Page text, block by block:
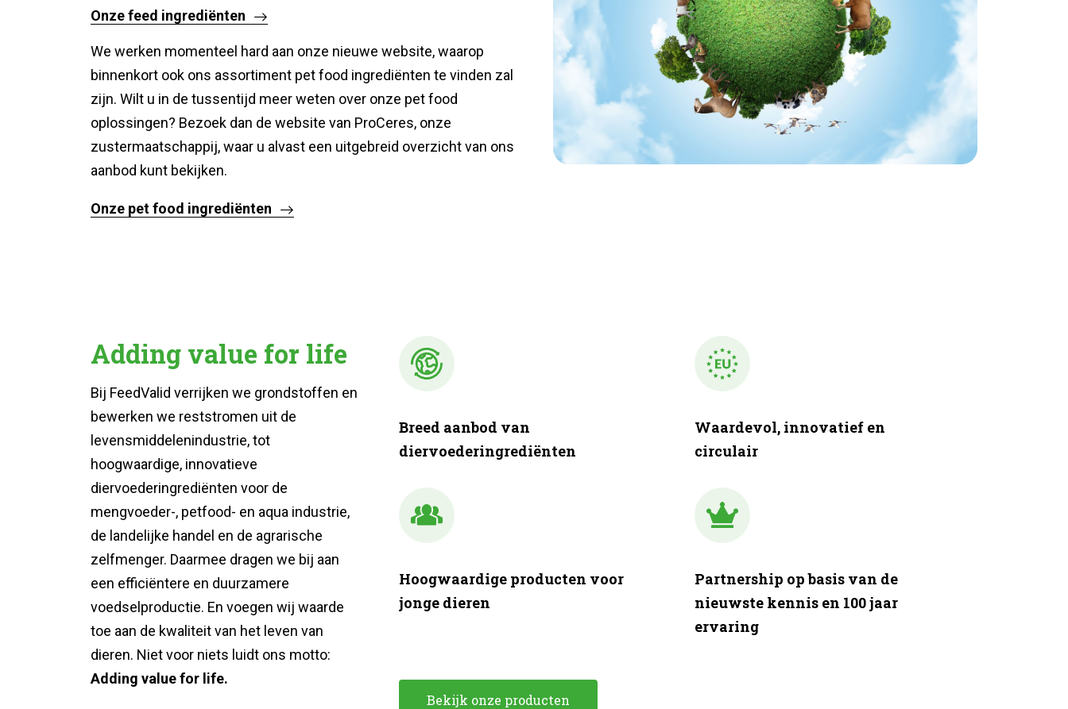
Onze feed ingrediënten
We werken momenteel hard aan onze nieuwe website, waarop
binnenkort ook ons assortiment pet food ingrediënten te vinden zal
zijn. Wilt u in de tussentijd meer weten over onze pet food
oplossingen? Bezoek dan de website van ProCeres, onze
zustermaatschappij, waar u alvast een uitgebreid overzicht van ons
aanbod kunt bekijken.
Onze pet food ingrediënten
Adding value for life
Bij FeedValid verrijken we grondstoffen en
bewerken we reststromen uit de
levensmiddelenindustrie, tot
hoogwaardige, innovatieve
diervoederingrediënten voor de
mengvoeder-, petfood- en aqua industrie,
de landelijke handel en de agrarische
zelfmenger. Daarmee dragen we bij aan
een efficiëntere en duurzamere
voedselproductie. En voegen wij waarde
toe aan de kwaliteit van het leven van
dieren. Niet voor niets luidt ons motto:
Adding value for life.
Breed aanbod van
diervoederingrediënten
Waardevol, innovatief en
circulair
Hoogwaardige producten voor
jonge dieren
Partnership op basis van de
nieuwste kennis en 100 jaar
ervaring
Bekijk onze producten